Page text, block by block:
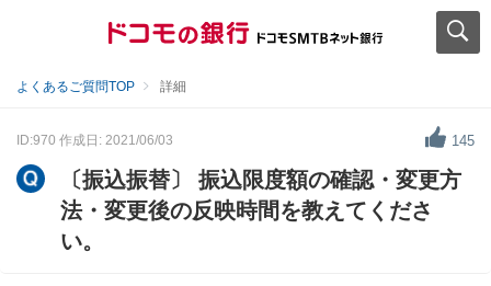
よくあるご質問TOP 詳細
ID:970 作成日: 2021/06/03 145
〔振込振替〕 振込限度額の確認・変更方
法・変更後の反映時間を教えてくださ
い。